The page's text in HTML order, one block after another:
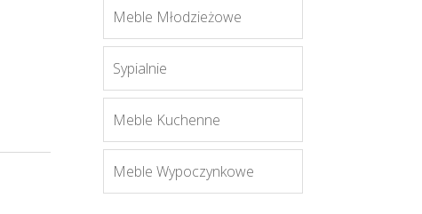
Meble Młodzieżowe
Sypialnie
Meble Kuchenne
Meble Wypoczynkowe